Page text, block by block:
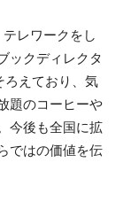
レワークをし
ックディレクタ
ろえており、気
題のコーヒーや
今後も全国に拡
ではの価値を伝